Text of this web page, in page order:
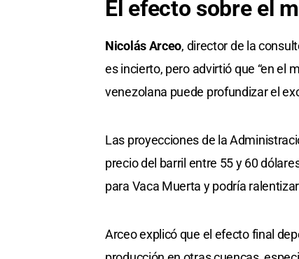
El efecto sobre el
Nicolás Arceo, director de la
es incierto, pero advirtió que “en el
venezolana puede profundizar el
Las proyecciones de la
precio del barril entre 55 y 60
para Vaca Muerta y podría
Arceo explicó que el efecto final